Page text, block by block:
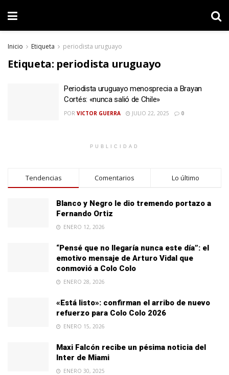
Inicio Etiqueta periodista uruguayo
Etiqueta: periodista uruguayo
Periodista uruguayo menosprecia a Brayan
Cortés: «nunca salió de Chile»
POR VICTOR GUERRA JULIO 22, 2025 0
PUBLICIDAD
Tendencias Comentarios Lo último
Blanco y Negro le dio tremendo portazo a
Fernando Ortiz
ENERO 12, 2026
“Pensé que no llegaría nunca este día”: el
emotivo mensaje de Arturo Vidal que
conmovió a Colo Colo
ENERO 28, 2026
«Está listo»: confirman el arribo de nuevo
refuerzo para Colo Colo 2026
ENERO 15, 2026
Maxi Falcón recibe un pésima noticia del
Inter de Miami
ENERO 30, 2025